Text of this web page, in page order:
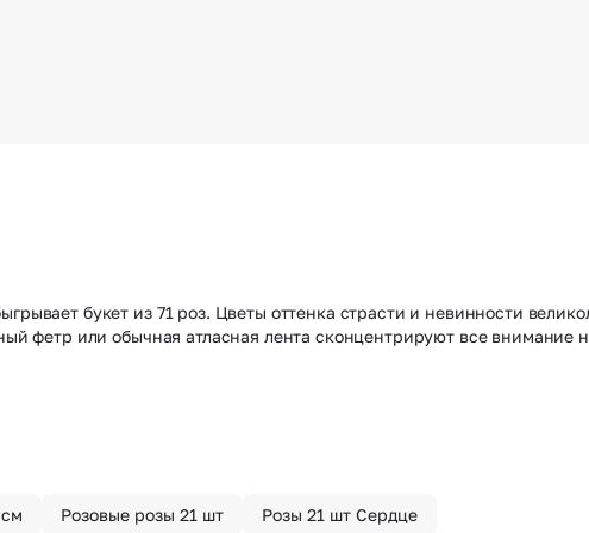
букет из 71 роз. Цветы оттенка страсти и невинности
фетр или обычная атласная лента сконцентрируют все внимание
Розовые розы 21 шт Розы 21 шт Сердце